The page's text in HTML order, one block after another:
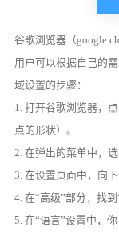
谷歌浏览器（google
用户可以根据自己的
域设置的步骤：
1. 打开谷歌浏览器，
点的形状）。
2. 在弹出的菜单中，选
3. 在设置页面中，向下
4. 在“高级”部分，找
5. 在“语言”设置中，